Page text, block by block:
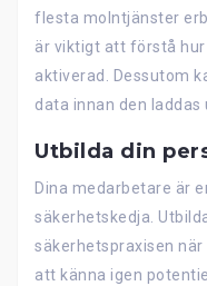
flesta molntjänster
är viktigt att förstå
aktiverad. Dessutom
data innan den
Utbilda din
Dina medarbetare är
säkerhetskedja.
säkerhetspraxisen
att känna igen